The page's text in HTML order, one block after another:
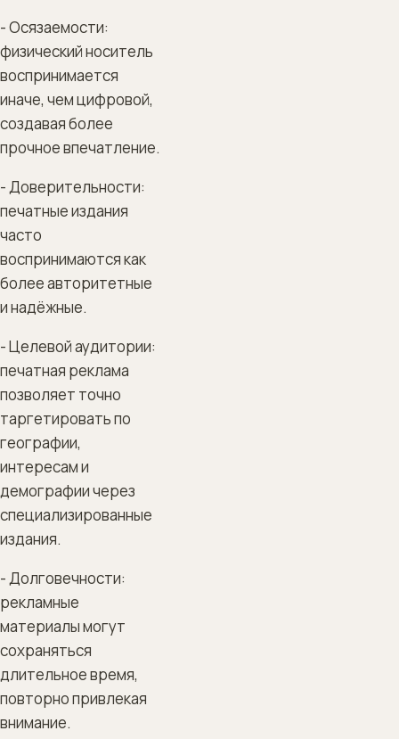
- Осязаемости:
физический носитель
воспринимается
иначе, чем цифровой,
создавая более
прочное впечатление.
- Доверительности:
печатные издания
часто
воспринимаются как
более авторитетные
и надёжные.
- Целевой аудитории:
печатная реклама
позволяет точно
таргетировать по
географии,
интересам и
демографии через
специализированные
издания.
- Долговечности:
рекламные
материалы могут
сохраняться
длительное время,
повторно привлекая
внимание.